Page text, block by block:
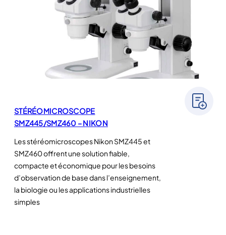
STÉRÉOMICROSCOPE
SMZ445/SMZ460 – NIKON
Les stéréomicroscopes Nikon SMZ445 et
SMZ460 offrent une solution fiable,
compacte et économique pour les besoins
d’observation de base dans l’enseignement,
la biologie ou les applications industrielles
simples